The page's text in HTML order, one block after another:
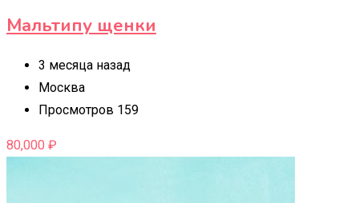
Мальтипу щенки
3 месяца назад
Москва
Просмотров 159
80,000 ₽